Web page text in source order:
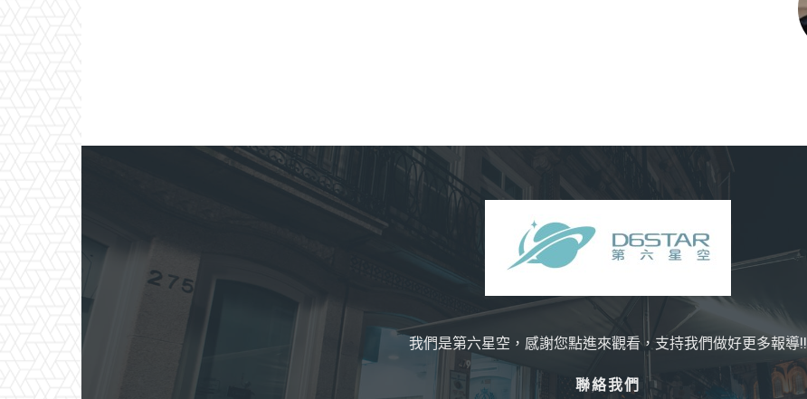
我們是第六星空，感謝您點進來觀看，支持我們做好更多報導!!
聯絡我們